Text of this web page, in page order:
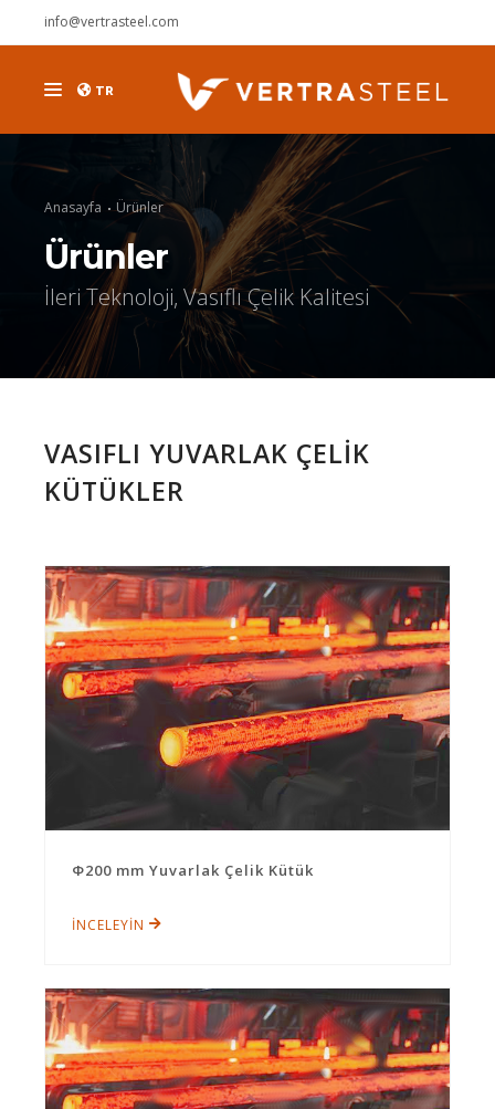
info@vertrasteel.com
TR
ÜRÜNLER
KURUMSAL
DUYURULAR
KARİYER
İLETİŞİM
Anasayfa Ürünler
Ürünler
İleri Teknoloji, Vasıflı Çelik Kalitesi
VASIFLI YUVARLAK ÇELİK
KÜTÜKLER
Φ200 mm Yuvarlak Çelik Kütük
İNCELEYİN